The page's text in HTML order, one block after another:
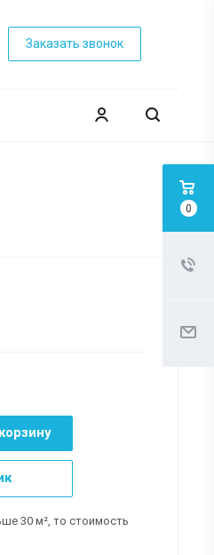
Заказать звонок
30 м², то стоимость
0